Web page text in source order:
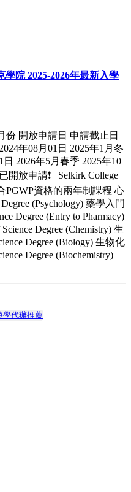
學院 2025-2026年最新入學
份 開放申請日 申請截止日
年08月01日 2025年1月冬
2026年5月春季 2025年10
開放申請❗️ Selkirk College
PGWP資格的兩年制課程 心
(Psychology) 藥學入門
Degree (Entry to Pharmacy)
Degree (Chemistry) 生
Degree (Biology) 生物化
Degree (Biochemistry)